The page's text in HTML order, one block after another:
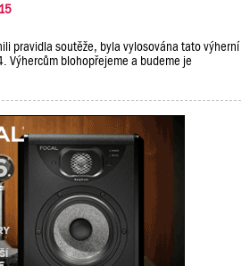
pravidla soutěže, byla vylosována tato výherní
Výhercům blohopřejeme a budeme je